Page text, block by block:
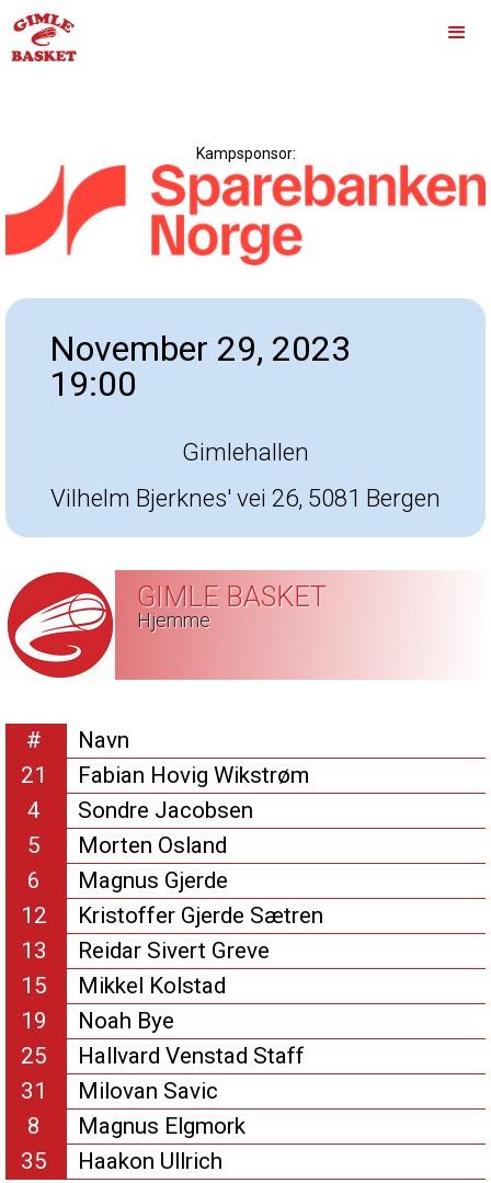
Kampsponsor:
November 29, 2023
19:00
Gimlehallen
Vilhelm Bjerknes' vei 26, 5081 Bergen
GIMLE BASKET
Hjemme
#
Navn
21
Fabian Hovig Wikstrøm
4
Sondre Jacobsen
5
Morten Osland
6
Magnus Gjerde
12
Kristoffer Gjerde Sætren
13
Reidar Sivert Greve
15
Mikkel Kolstad
19
Noah Bye
25
Hallvard Venstad Staff
31
Milovan Savic
8
Magnus Elgmork
35
Haakon Ullrich